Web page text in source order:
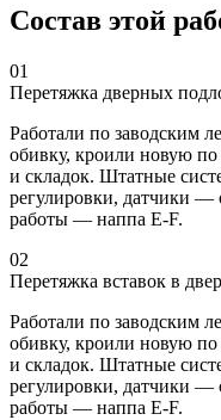
Состав этой
01
Перетяжка дверных
Работали по заводским
обивку, кроили новую
и складок. Штатные
регулировки, датчики —
работы — наппа E-F.
02
Перетяжка вставок в
Работали по заводским
обивку, кроили новую
и складок. Штатные
регулировки, датчики —
работы — наппа E-F.